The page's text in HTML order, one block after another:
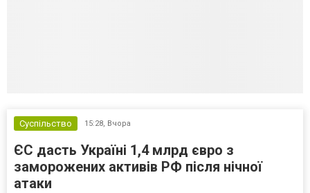
Суспільство 15:28, Вчора
ЄС дасть Україні 1,4 млрд євро з
заморожених активів РФ після нічної
атаки